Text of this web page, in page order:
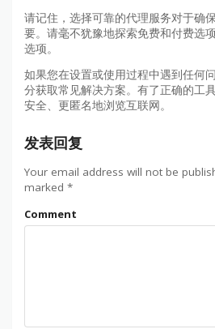
请记住，选择可靠的代理服务对于确
要。请毫不犹豫地探索免费和付费选
选项。
如果您在设置或使用过程中遇到任何
分获取常见解决方案。有了正确的工
安全、更匿名地浏览互联网。
发表回复
Your email address will not be
marked *
Comment